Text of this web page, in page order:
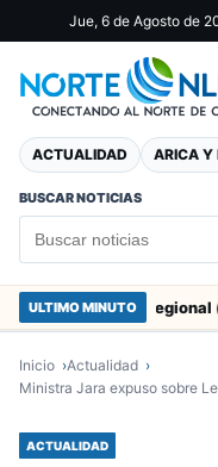
Jue, 6 de Agosto de
ACTUALIDAD ARICA Y
BUSCAR NOTICIAS
ULTIMO MINUTO SERNAC pidió la renuncia a Director Regional (s) de Arica
Inicio
Actualidad
Ministra Jara expuso sobre
ACTUALIDAD